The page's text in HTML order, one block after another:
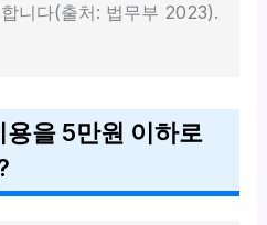
니다(출처: 법무부 2023).
용을 5만원 이하로